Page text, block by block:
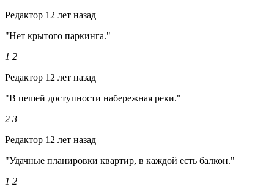
Редактор 12 лет назад
"Нет крытого паркинга."
1 2
Редактор 12 лет назад
"В пешей доступности набережная реки."
2 3
Редактор 12 лет назад
"Удачные планировки квартир, в каждой есть балкон."
1 2